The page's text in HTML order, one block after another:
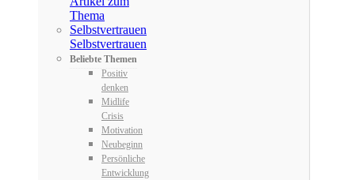
Selbstvertrauen
Beliebte Themen
Positiv
denken
Midlife
Crisis
Motivation
Neubeginn
Persönliche
Entwicklung